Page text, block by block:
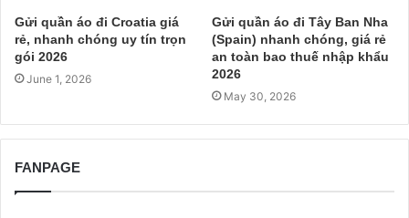
Gửi quần áo đi Croatia giá
rẻ, nhanh chóng uy tín trọn
gói 2026
June 1, 2026
Gửi quần áo đi Tây Ban Nha
(Spain) nhanh chóng, giá rẻ
an toàn bao thuế nhập khẩu
2026
May 30, 2026
FANPAGE